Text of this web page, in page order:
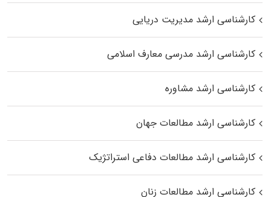
کارشناسی ارشد مدیریت دریایی
کارشناسی ارشد مدرسی معارف اسلامی
کارشناسی ارشد مشاوره
کارشناسی ارشد مطالعات جهان
کارشناسی ارشد مطالعات دفاعی استراتژیک
کارشناسی ارشد مطالعات زنان